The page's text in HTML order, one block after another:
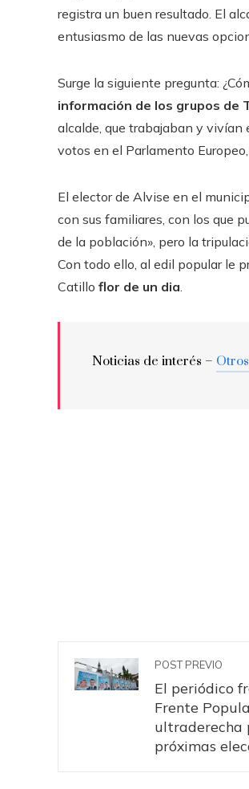
registra un buen resultado. El
entusiasmo de las nuevas
Surge la siguiente pregunta:
información de los grupos de
alcalde, que trabajaban y
votos en el Parlamento
El elector de Alvise en el
con sus familiares, con los que
de la población», pero la
Con todo ello, al edil popular le
Catillo flor de un dia.
Noticias de interés –
POST PREVIO
El periódico
Frente
ultraderecha
próximas